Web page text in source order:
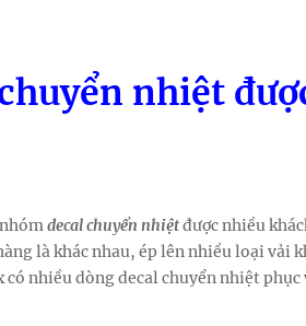
nhiệt
decal chuyển nhiệtđược nhiều
là khác nhau, ép lên nhiều loại vải
nhiều dòng decal chuyển nhiệt phục